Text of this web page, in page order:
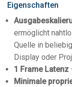
Eigenschaften
ermöglicht
Quelle in
Display oder
1 Frame Latenz
Minimale